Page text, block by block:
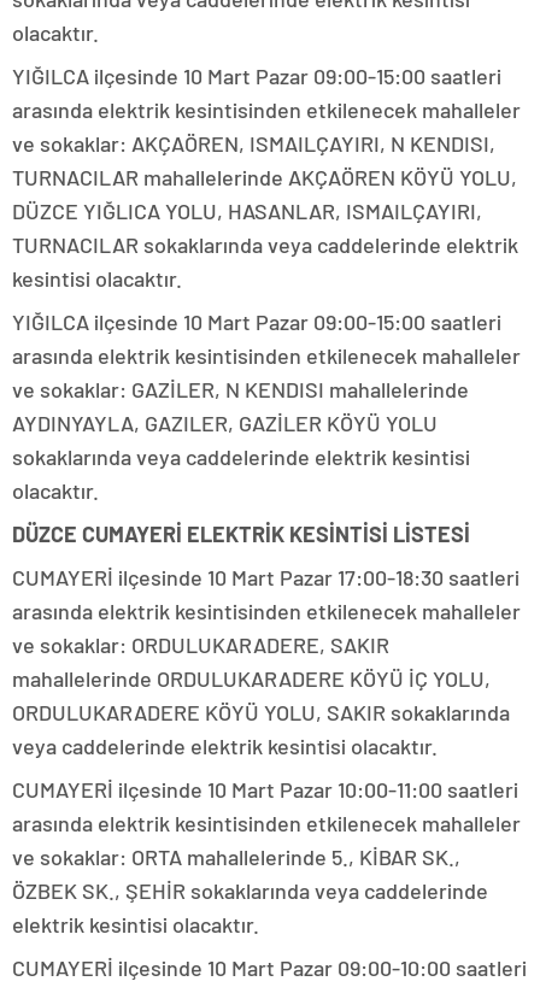
olacaktır.
YIĞILCA ilçesinde 10 Mart Pazar 09:00-15:00 saatleri
arasında elektrik kesintisinden etkilenecek mahalleler
ve sokaklar: AKÇAÖREN, ISMAILÇAYIRI, N KENDISI,
TURNACILAR mahallelerinde AKÇAÖREN KÖYÜ YOLU,
DÜZCE YIĞLICA YOLU, HASANLAR, ISMAILÇAYIRI,
TURNACILAR sokaklarında veya caddelerinde elektrik
kesintisi olacaktır.
YIĞILCA ilçesinde 10 Mart Pazar 09:00-15:00 saatleri
arasında elektrik kesintisinden etkilenecek mahalleler
ve sokaklar: GAZİLER, N KENDISI mahallelerinde
AYDINYAYLA, GAZILER, GAZİLER KÖYÜ YOLU
sokaklarında veya caddelerinde elektrik kesintisi
olacaktır.
DÜZCE CUMAYERİ ELEKTRİK KESİNTİSİ LİSTESİ
CUMAYERİ ilçesinde 10 Mart Pazar 17:00-18:30 saatleri
arasında elektrik kesintisinden etkilenecek mahalleler
ve sokaklar: ORDULUKARADERE, SAKIR
mahallelerinde ORDULUKARADERE KÖYÜ İÇ YOLU,
ORDULUKARADERE KÖYÜ YOLU, SAKIR sokaklarında
veya caddelerinde elektrik kesintisi olacaktır.
CUMAYERİ ilçesinde 10 Mart Pazar 10:00-11:00 saatleri
arasında elektrik kesintisinden etkilenecek mahalleler
ve sokaklar: ORTA mahallelerinde 5., KİBAR SK.,
ÖZBEK SK., ŞEHİR sokaklarında veya caddelerinde
elektrik kesintisi olacaktır.
CUMAYERİ ilçesinde 10 Mart Pazar 09:00-10:00 saatleri